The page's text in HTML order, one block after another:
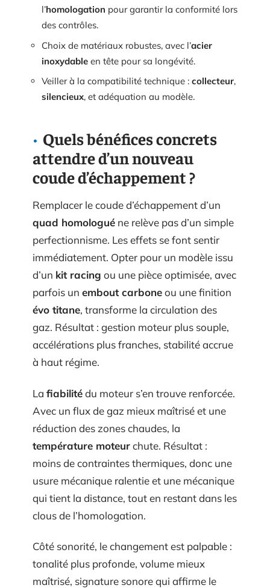
l’homologation pour garantir la conformité lors
des contrôles.
Choix de matériaux robustes, avec l’acier
inoxydable en tête pour sa longévité.
Veiller à la compatibilité technique : collecteur,
silencieux, et adéquation au modèle.
Quels bénéfices concrets
attendre d’un nouveau
coude d’échappement ?
Remplacer le coude d’échappement d’un
quad homologué ne relève pas d’un simple
perfectionnisme. Les effets se font sentir
immédiatement. Opter pour un modèle issu
d’un kit racing ou une pièce optimisée, avec
parfois un embout carboneou une finition
évo titane, transforme la circulation des
gaz. Résultat : gestion moteur plus souple,
accélérations plus franches, stabilité accrue
à haut régime.
La fiabilitédu moteur s’en trouve renforcée.
Avec un flux de gaz mieux maîtrisé et une
réduction des zones chaudes, la
température moteurchute. Résultat :
moins de contraintes thermiques, donc une
usure mécanique ralentie et une mécanique
qui tient la distance, tout en restant dans les
clous de l’homologation.
Côté sonorité, le changement est palpable :
tonalité plus profonde, volume mieux
maîtrisé, signature sonore qui affirme le